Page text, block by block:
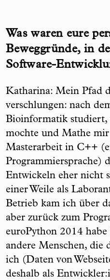
Was waren eure
Beweggründe, in
Software-
Katharina: Mein Pfad
verschlungen: nach
Bioinformatik studiert,
mochte und Mathe
Masterarbeit in C++
Programmiersprache)
Entwickeln eher nicht
einer Weile als
Betrieb kam ich über
aber zurück zum
euroPython 2014 habe
andere Menschen, die
ich (Daten von
deshalb als